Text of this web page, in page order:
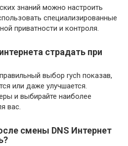
знаний можно настроить
специализированные
приватности и контроля.
страдать при
выбор rych показав,
или даже улучшается.
и выбирайте наиболее
вас.
смены DNS Интернет